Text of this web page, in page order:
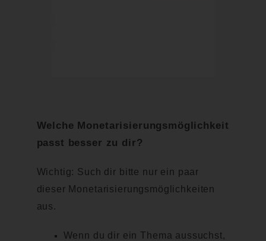
Welche Monetarisierungsmöglichkeit
passt besser zu dir?
Wichtig: Such dir bitte nur ein paar
dieser Monetarisierungsmöglichkeiten
aus.
Wenn du dir ein Thema aussuchst,